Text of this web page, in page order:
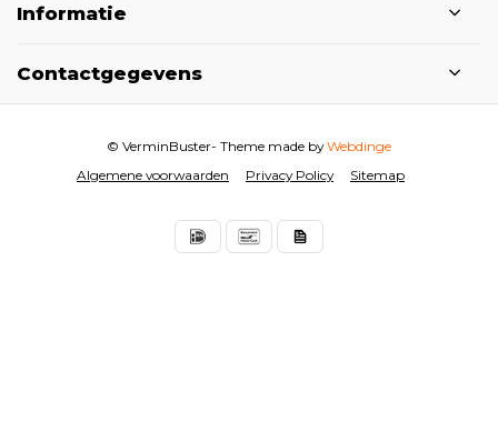
Informatie
Contactgegevens
Algemene voorwaarden Privacy Policy Sitemap
© VerminBuster- Theme made byWebdinge